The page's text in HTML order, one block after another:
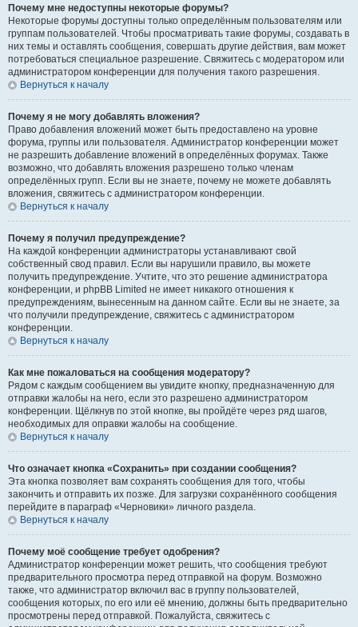
Почему мне недоступны некоторые форумы?
Некоторые форумы доступны только определённым пользователям или
группам пользователей. Чтобы просматривать такие форумы, создавать в
них темы и оставлять сообщения, совершать другие действия, вам может
потребоваться специальное разрешение. Свяжитесь с модератором или
администратором конференции для получения такого разрешения.
Вернуться к началу
Почему я не могу добавлять вложения?
Право добавления вложений может быть предоставлено на уровне
форума, группы или пользователя. Администратор конференции может
не разрешить добавление вложений в определённых форумах. Также
возможно, что добавлять вложения разрешено только членам
определённых групп. Если вы не знаете, почему не можете добавлять
вложения, свяжитесь с администратором конференции.
Вернуться к началу
Почему я получил предупреждение?
На каждой конференции администраторы устанавливают свой
собственный свод правил. Если вы нарушили правило, вы можете
получить предупреждение. Учтите, что это решение администратора
конференции, и phpBB Limited не имеет никакого отношения к
предупреждениям, вынесенным на данном сайте. Если вы не знаете, за
что получили предупреждение, свяжитесь с администратором
конференции.
Вернуться к началу
Как мне пожаловаться на сообщения модератору?
Рядом с каждым сообщением вы увидите кнопку, предназначенную для
отправки жалобы на него, если это разрешено администратором
конференции. Щёлкнув по этой кнопке, вы пройдёте через ряд шагов,
необходимых для оправки жалобы на сообщение.
Вернуться к началу
Что означает кнопка «Сохранить» при создании сообщения?
Эта кнопка позволяет вам сохранять сообщения для того, чтобы
закончить и отправить их позже. Для загрузки сохранённого сообщения
перейдите в параграф «Черновики» личного раздела.
Вернуться к началу
Почему моё сообщение требует одобрения?
Администратор конференции может решить, что сообщения требуют
предварительного просмотра перед отправкой на форум. Возможно
также, что администратор включил вас в группу пользователей,
сообщения которых, по его или её мнению, должны быть предварительно
просмотрены перед отправкой. Пожалуйста, свяжитесь с